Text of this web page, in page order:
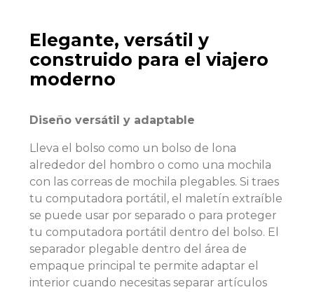
Elegante, versátil y
construido para el viajero
moderno
Diseño versátil y adaptable
Lleva el bolso como un bolso de lona
alrededor del hombro o como una mochila
con las correas de mochila plegables. Si traes
tu computadora portátil, el maletín extraíble
se puede usar por separado o para proteger
tu computadora portátil dentro del bolso. El
separador plegable dentro del área de
empaque principal te permite adaptar el
interior cuando necesitas separar artículos